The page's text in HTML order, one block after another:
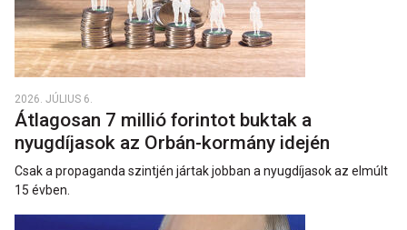
2026. JÚLIUS 6.
Átlagosan 7 millió forintot buktak a
nyugdíjasok az Orbán-kormány idején
Csak a propaganda szintjén jártak jobban a nyugdíjasok az elmúlt
15 évben.